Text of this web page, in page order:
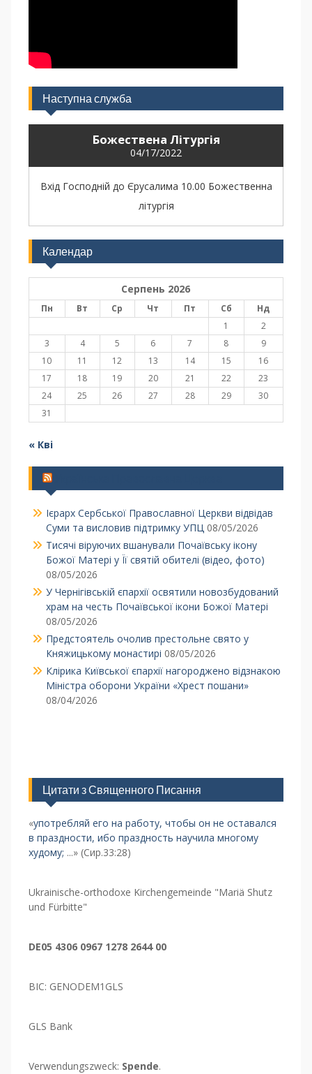
Наступна служба
Божествена Літургія
04/17/2022
Вхід Господній до Єрусалима 10.00 Божественна
літургія
Календар
Серпень 2026
Пн Вт Ср Чт Пт Сб
Нд
1
2
3
4 5 6 7 8
9
10
11 12 13 14 15
16
17
18 19 20 21 22
23
24
25 26 27 28 29
30
31
« Кві
Ієрарх Сербської Православної Церкви відвідав
Суми та висловив підтримку УПЦ 08/05/2026
Тисячі віруючих вшанували Почаївську ікону
Божої Матері у Її святій обителі (відео, фото)
08/05/2026
У Чернігівській єпархії освятили новозбудований
храм на честь Почаївської ікони Божої Матері
08/05/2026
Предстоятель очолив престольне свято у
Княжицькому монастирі 08/05/2026
Клірика Київської єпархії нагороджено відзнакою
Міністра оборони України «Хрест пошани»
08/04/2026
Цитати з Священного Писання
«употребляй его на работу, чтобы он не оставался
в праздности, ибо праздность научила многому
худому; ...» (Сир.33:28)
Ukrainische-orthodoxe Kirchengemeinde "Mariä Shutz
und Fürbitte"
DE05 4306 0967 1278 2644 00
BIC: GENODEM1GLS
GLS Bank
Verwendungszweck: Spende.